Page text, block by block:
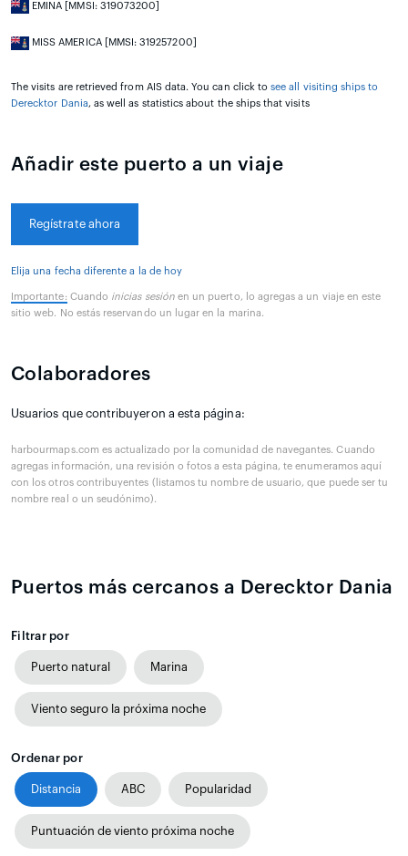
EMINA [MMSI: 319073200]
MISS AMERICA [MMSI: 319257200]
The visits are retrieved from AIS data. You can click tosee all visiting ships to
Derecktor Dania, as well as statistics about the ships that visits
Añadir este puerto a un viaje
Regístrate ahora
Elija una fecha diferente a la de hoy
Importante: Cuando inicias sesiónen un puerto, lo agregas a un viaje en este
sitio web. No estás reservando un lugar en la marina.
Colaboradores
Usuarios que contribuyeron a esta página:
harbourmaps.com es actualizado por la comunidad de navegantes. Cuando
agregas información, una revisión o fotos a esta página, te enumeramos aquí
con los otros contribuyentes (listamos tu nombre de usuario, que puede ser tu
nombre real o un seudónimo).
Puertos más cercanos a Derecktor Dania
Filtrar por
Puerto natural Marina
Viento seguro la próxima noche
Ordenar por
Distancia ABC Popularidad
Puntuación de viento próxima noche